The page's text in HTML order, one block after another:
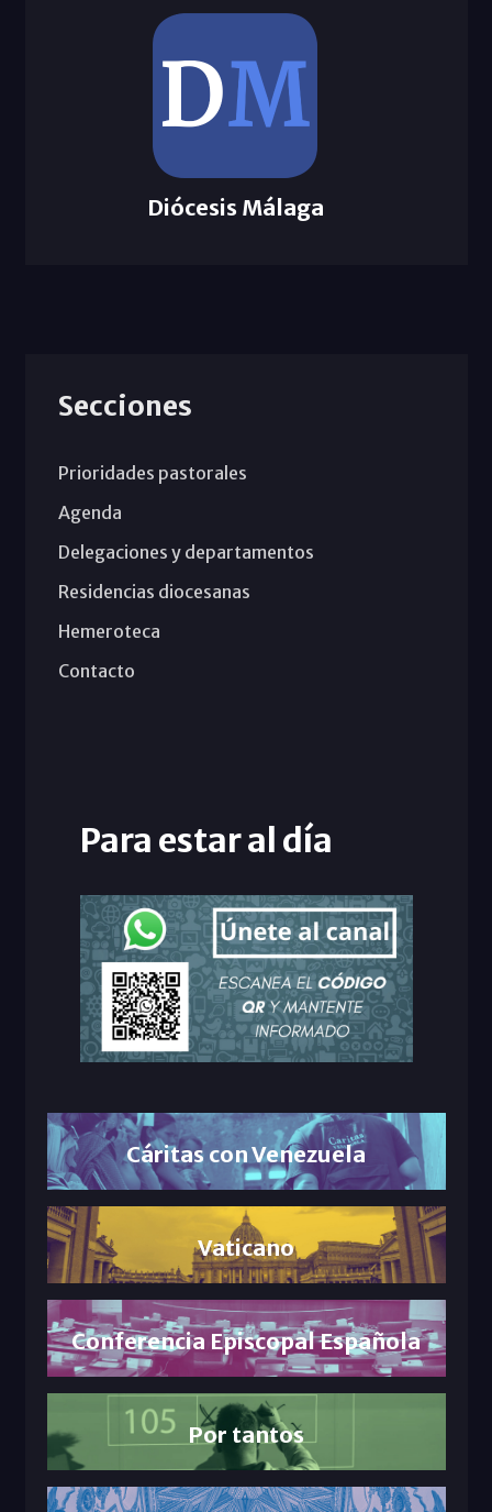
Diócesis Málaga
Secciones
Prioridades pastorales
Agenda
Delegaciones y departamentos
Residencias diocesanas
Hemeroteca
Contacto
Para estar al día
Cáritas con Venezuela
Vaticano
Conferencia Episcopal Española
Por tantos